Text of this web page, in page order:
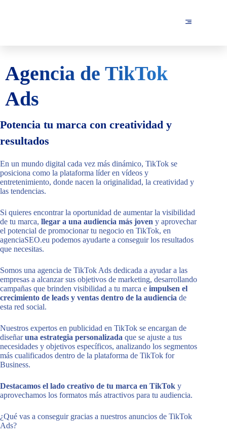
Agencia de TikTok
Ads
Potencia tu marca con creatividad y
resultados
En un mundo digital cada vez más dinámico, TikTok se
posiciona como la plataforma líder en vídeos y
entretenimiento, donde nacen la originalidad, la creatividad y
las tendencias.
Si quieres encontrar la oportunidad de aumentar la visibilidad
de tu marca, llegar a una audiencia más joven y aprovechar
el potencial de promocionar tu negocio en TikTok, en
agenciaSEO.eu podemos ayudarte a conseguir los resultados
que necesitas.
Somos una agencia de TikTok Ads dedicada a ayudar a las
empresas a alcanzar sus objetivos de marketing, desarrollando
campañas que brinden visibilidad a tu marca e impulsen el
crecimiento de leads y ventas dentro de la audiencia de
esta red social.
Nuestros expertos en publicidad en TikTok se encargan de
diseñaruna estrategia personalizada que se ajuste a tus
necesidades y objetivos específicos, analizando los segmentos
más cualificados dentro de la plataforma de TikTok for
Business.
Destacamos el lado creativo de tu marca en TikTok y
aprovechamos los formatos más atractivos para tu audiencia.
¿Qué vas a conseguir gracias a nuestros anuncios de TikTok
Ads?